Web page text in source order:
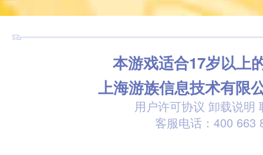
本游戏适合17岁以上
上海游族信息技术有限
用户许可协议 卸载说明
客服电话：400 663